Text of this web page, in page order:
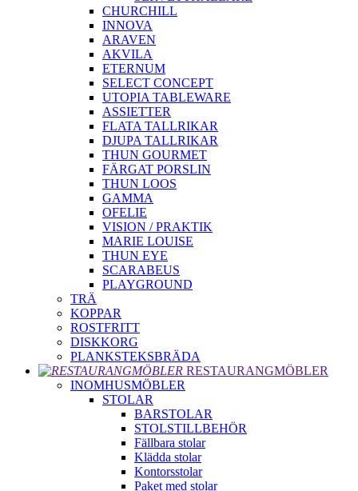
CHURCHILL
INNOVA
ARAVEN
AKVILA
ETERNUM
SELECT CONCEPT
UTOPIA TABLEWARE
ASSIETTER
FLATA TALLRIKAR
DJUPA TALLRIKAR
THUN GOURMET
FÄRGAT PORSLIN
THUN LOOS
GAMMA
OFELIE
VISION / PRAKTIK
MARIE LOUISE
THUN EYE
SCARABEUS
PLAYGROUND
TRÄ
KOPPAR
ROSTFRITT
DISKKORG
PLANKSTEKSBRÄDA
RESTAURANGMÖBLER
INOMHUSMÖBLER
STOLAR
BARSTOLAR
STOLSTILLBEHÖR
Fällbara stolar
Klädda stolar
Kontorsstolar
Paket med stolar